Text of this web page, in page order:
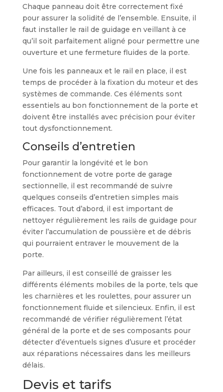
Chaque panneau doit être correctement fixé
pour assurer la solidité de l’ensemble. Ensuite, il
faut installer le rail de guidage en veillant à ce
qu’il soit parfaitement aligné pour permettre une
ouverture et une fermeture fluides de la porte.
Une fois les panneaux et le rail en place, il est
temps de procéder à la fixation du moteur et des
systèmes de commande. Ces éléments sont
essentiels au bon fonctionnement de la porte et
doivent être installés avec précision pour éviter
tout dysfonctionnement.
Conseils d’entretien
Pour garantir la longévité et le bon
fonctionnement de votre porte de garage
sectionnelle, il est recommandé de suivre
quelques conseils d’entretien simples mais
efficaces. Tout d’abord, il est important de
nettoyer régulièrement les rails de guidage pour
éviter l’accumulation de poussière et de débris
qui pourraient entraver le mouvement de la
porte.
Par ailleurs, il est conseillé de graisser les
différents éléments mobiles de la porte, tels que
les charnières et les roulettes, pour assurer un
fonctionnement fluide et silencieux. Enfin, il est
recommandé de vérifier régulièrement l’état
général de la porte et de ses composants pour
détecter d’éventuels signes d’usure et procéder
aux réparations nécessaires dans les meilleurs
délais.
Devis et tarifs